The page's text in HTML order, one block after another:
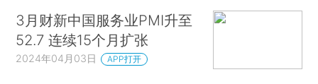
3月财新中国服务业PMI升至
52.7 连续15个月扩张
2024年04月03日 APP打开